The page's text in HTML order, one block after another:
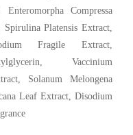
Compressa
Platensis Extract,
Fragile Extract,
Vaccinium
Solanum Melongena
Leaf Extract, Disodium